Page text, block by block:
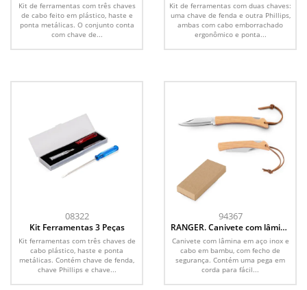
Kit de ferramentas com três chaves
de cabo feito em plástico, haste e
ponta metálicas. O conjunto conta
com chave de...
Kit de ferramentas com duas chaves:
uma chave de fenda e outra Phillips,
ambas com cabo emborrachado
ergonômico e ponta...
08322
Kit Ferramentas 3 Peças
Kit ferramentas com três chaves de
cabo plástico, haste e ponta
metálicas. Contém chave de fenda,
chave Phillips e chave...
94367
RANGER. Canivete com lâmina
metálica em aço inox e cabo
em bambu
Canivete com lâmina em aço inox e
cabo em bambu, com fecho de
segurança. Contém uma pega em
corda para fácil...